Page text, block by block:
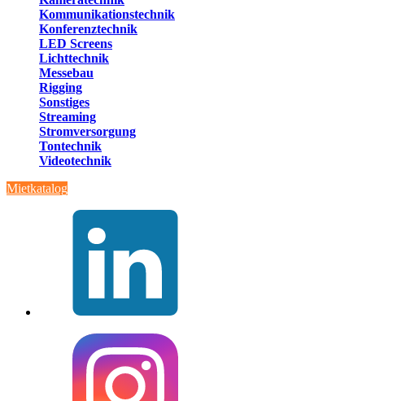
Kommunikationstechnik
Konferenztechnik
LED Screens
Lichttechnik
Messebau
Rigging
Sonstiges
Streaming
Stromversorgung
Tontechnik
Videotechnik
Mietkatalog